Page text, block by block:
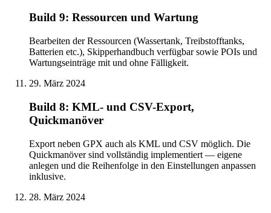
Build 9: Ressourcen und Wartung
Bearbeiten der Ressourcen (Wassertank, Treibstofftanks,
Batterien etc.), Skipperhandbuch verfügbar sowie POIs und
Wartungseinträge mit und ohne Fälligkeit.
29. März 2024
Build 8: KML- und CSV-Export,
Quickmanöver
Export neben GPX auch als KML und CSV möglich. Die
Quickmanöver sind vollständig implementiert — eigene
anlegen und die Reihenfolge in den Einstellungen anpassen
inklusive.
28. März 2024